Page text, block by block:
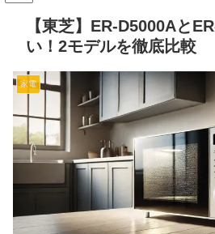
【東芝】ER-D5000Aと
い！2モデルを徹底比較
家電